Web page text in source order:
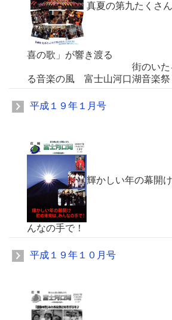
真夏の第九たくさ
喜の歌」が響き渡る
街のいたるとこ
る音楽の風 富士山河口湖音楽祭
平成１９年１月号
輝かしい年の幕開
んなの手で！
平成１９年１０月号